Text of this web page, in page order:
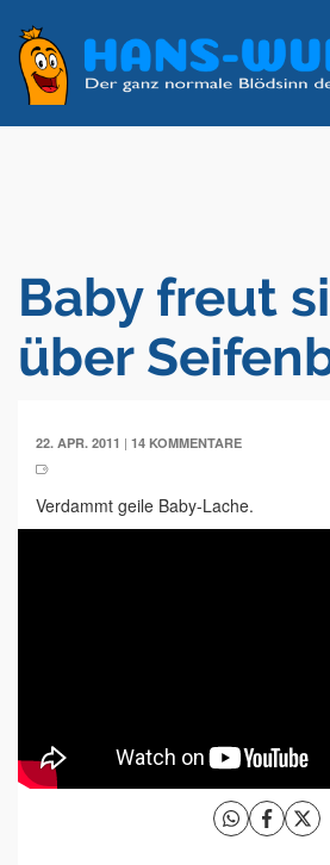
Baby freut
über
22. APR. 2011 | 14 KOMMENTARE
Verdammt geile Baby-Lache.